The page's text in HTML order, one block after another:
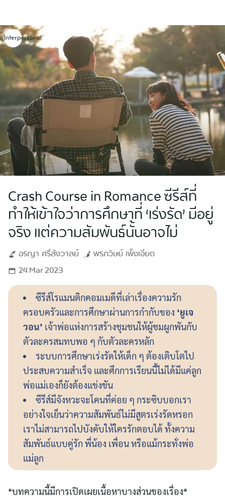
content
Interpersonal
Crash Course in Romance ซีรีส์ที่
ทำให้เข้าใจว่าการศึกษาที่ ‘เร่งรัด’ มีอยู่
จริง แต่ความสัมพันธ์นั้นอาจไม่
อรญา ศรีสังวาลย์ พรภวิษย์เพ็งเอียด
24 Mar 2023
ซีรีส์โรแมนติกคอมเมดีที่เล่าเรื่องความรัก
ครอบครัวและการศึกษาผ่านการกำกับของ ‘ยูเจ
วอน’ เจ้าพ่อแห่งการสร้างชุมชนให้ผู้ชมผูกพันกับ
ตัวละครสมทบพอ ๆ กับตัวละครหลัก
ระบบการศึกษาเร่งรัดให้เด็ก ๆ ต้องเติบโตไป
ประสบความสำเร็จ และศึกการเรียนนี้ไม่ได้มีแค่ลูก
พ่อแม่เองก็ยังต้องแข่งขัน
ซีรีส์มีจังหวะจะโคนที่ค่อย ๆ กระซิบบอกเรา
อย่างใจเย็นว่าความสัมพันธ์ไม่มีสูตรเร่งรัดหรอก
เราไม่สามารถไปบังคับให้ใครรักตอบได้ ทั้งความ
สัมพันธ์แบบคู่รัก พี่น้อง เพื่อน หรือแม้กระทั่งพ่อ
แม่ลูก
*บทความนี้มีการเปิดเผยเนื้อหาบางส่วนของเรื่อง*